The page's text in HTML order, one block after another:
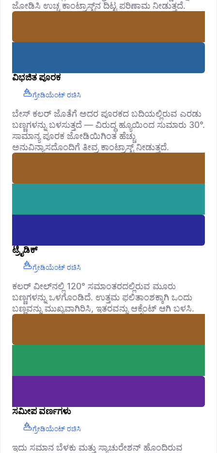
ಜೋಡಿಸಿ ಉಚ್ಚ ಕಾಂಟ್ರಾಸ್ಟ್‌ನ ದಿಟ್ಟ ಪರಿಣಾಮ ನೀಡುತ್ತದೆ.
ವಿಭಜಿತ ಪೂರಕ
ಗ್ರೇಡಿಯೆಂಟ್ ರಚಿಸಿ
ಬೇಸ್ ಕಲರ್ ಜೊತೆಗೆ ಅದರ ಪೂರಕದ ಬದಿಯಲ್ಲಿರುವ ಎರಡು
ಬಣ್ಣಗಳನ್ನು ಬಳಸುತ್ತದೆ — ವಿರುದ್ಧ ಹ್ಯೂಯಿಂದ ಸುಮಾರು 30°.
ಸಾಮಾನ್ಯ ಪೂರಕ ಜೋಡಿಯಿಗಿಂತ ಹೆಚ್ಚು
ಅನುವಿನ್ಯಾಸದೊಂದಿಗೆ ತೀವ್ರ ಕಾಂಟ್ರಾಸ್ಟ್ ನೀಡುತ್ತದೆ.
ಟ್ರೈಡಿಕ್
ಗ್ರೇಡಿಯೆಂಟ್ ರಚಿಸಿ
ಕಲರ್ ವೀಲ್‌ನಲ್ಲಿ 120° ಸಮಾಂತರದಲ್ಲಿರುವ ಮೂರು
ಬಣ್ಣಗಳನ್ನು ಒಳಗೊಂಡಿದೆ. ಉತ್ತಮ ಫಲಿತಾಂಶಕ್ಕಾಗಿ ಒಂದು
ಬಣ್ಣವನ್ನು ಮುಖ್ಯವಾಗಿರಿಸಿ, ಇತರವನ್ನು ಆಕ್ಸೆಂಟ್ ಆಗಿ ಬಳಸಿ.
ಸಮೀಪ ವರ್ಣಗಳು
ಗ್ರೇಡಿಯೆಂಟ್ ರಚಿಸಿ
ಇದು ಸಮಾನ ಬೆಳಕು ಮತ್ತು ಸ್ಯಾಚುರೇಶನ್ ಹೊಂದಿರುವ